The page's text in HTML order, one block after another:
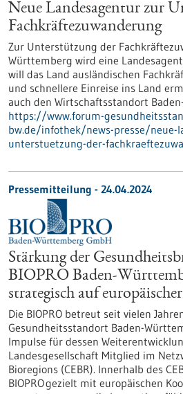
Neue Landesagentur zur
Fachkräftezuwanderung
Zur Unterstützung der
Württemberg wird eine
will das Land ausländischen
und schnellere Einreise ins Land
auch den Wirtschaftsstandort
https://www.forum-
bw.de/infothek/news-presse/neue-
unterstuetzung-der-
Pressemitteilung - 24.04.2024
Stärkung der
BIOPRO Baden-
strategisch auf
Die BIOPRO betreut seit vielen
Gesundheitsstandort Baden-
Impulse für dessen
Landesgesellschaft Mitglied im
Bioregions (CEBR). Innerhalb des
BIOPRO gezielt mit europäischen